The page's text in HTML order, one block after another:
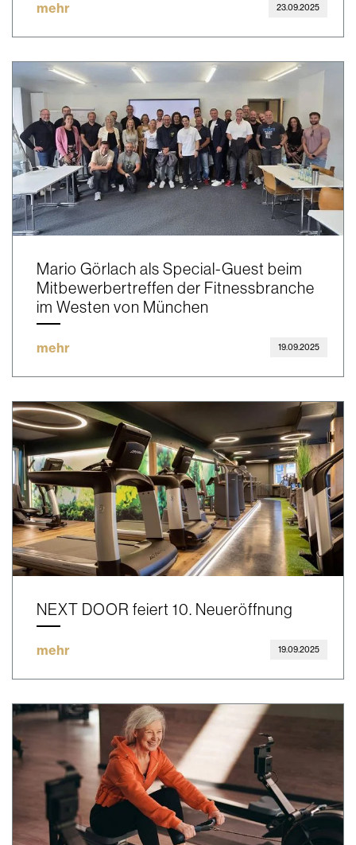
mehr 23.09.2025
Mario Görlach als Special-Guest beim
Mitbewerbertreffen der Fitnessbranche
im Westen von München
mehr 19.09.2025
NEXT DOOR feiert 10. Neueröffnung
mehr 19.09.2025